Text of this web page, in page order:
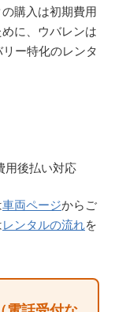
購入は初期費用
に、ウバレンは
ー特化のレンタ
用後払い対応
車両ページからご
レンタルの流れを